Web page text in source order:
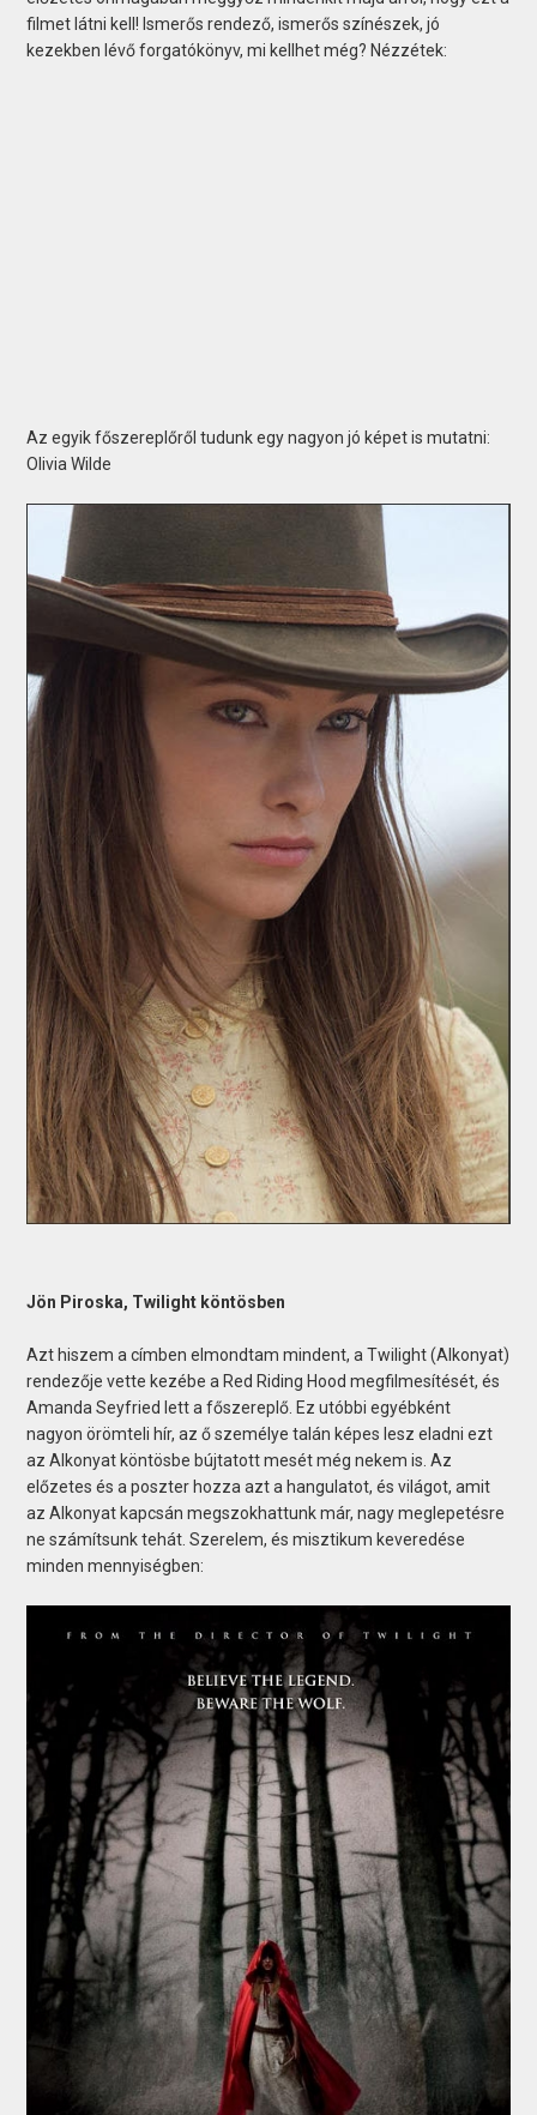
filmet látni kell! Ismerős rendező, ismerős színészek, jó
kezekben lévő forgatókönyv, mi kellhet még? Nézzétek:
Az egyik főszereplőről tudunk egy nagyon jó képet is mutatni:
Olivia Wilde
Jön Piroska, Twilight köntösben
Azt hiszem a címben elmondtam mindent, a Twilight (Alkonyat)
rendezője vette kezébe a Red Riding Hood megfilmesítését, és
Amanda Seyfried lett a főszereplő. Ez utóbbi egyébként
nagyon örömteli hír, az ő személye talán képes lesz eladni ezt
az Alkonyat köntösbe bújtatott mesét még nekem is. Az
előzetes és a poszter hozza azt a hangulatot, és világot, amit
az Alkonyat kapcsán megszokhattunk már, nagy meglepetésre
ne számítsunk tehát. Szerelem, és misztikum keveredése
minden mennyiségben: